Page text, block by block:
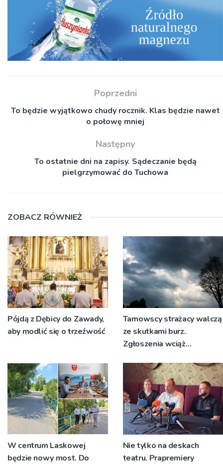
Poprzedni
To będzie wyjątkowo chudy rocznik. Klas będzie nawet
o połowę mniej
Następny
To ostatnie dni na zapisy. Sądeczanie będą
pielgrzymować do Tuchowa
ZOBACZ RÓWNIEŻ
Pójdą z Dębicy do Zawady,
aby modlić się o trzeźwość
Tarnowscy strażacy walczą
ze skutkami burz.
Zgłoszenia wciąż
W centrum Laskowej
będzie nowy most. Do
Nie tylko na deskach
teatru. Prapremiery